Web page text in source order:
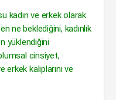
kadın ve erkek olarak
ne beklediğini, kadınlık
yüklendiğini
cinsiyet,
kalıplarını ve